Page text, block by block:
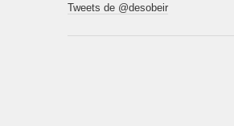
Tweets de @desobeir